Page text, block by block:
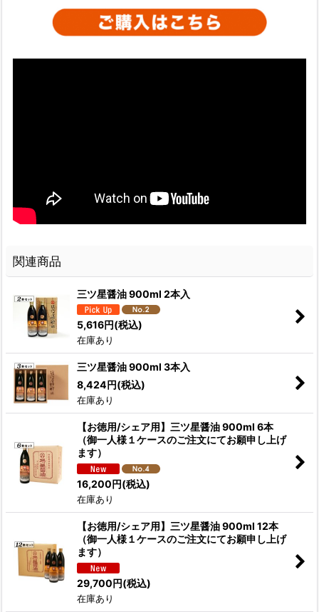
関連商品
三ツ星醤油 900ml 2本入
5,616円(税込)
在庫あり
三ツ星醤油 900ml 3本入
8,424 円(税込)
在庫あり
【お徳用/シェア用】三ツ星醤油 900ml 6本
（御一人様１ケースのご注文にてお願申し上げ
ます）
16,200円(税込)
在庫あり
【お徳用/シェア用】三ツ星醤油 900ml 12本
（御一人様１ケースのご注文にてお願申し上げ
ます）
29,700円(税込)
在庫あり